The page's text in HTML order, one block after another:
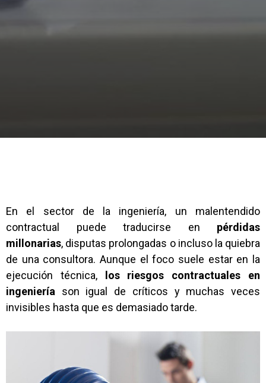
En el sector de la ingeniería, un malentendido
contractual puede traducirse en pérdidas
millonarias, disputas prolongadas o incluso la quiebra
de una consultora. Aunque el foco suele estar en la
ejecución técnica,
los riesgos contractuales en
ingeniería son igual de críticos y muchas veces
invisibles hasta que es demasiado tarde.